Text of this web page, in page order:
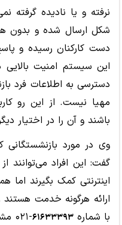
نرفته و یا نادیده
شکل ارسال شده و بدون
دست کارکنان رسیده و
این سیستم امنیت بالایی
دسترسی به اطلاعات فرد
مهیا نیست. از این رو
باشند و آن را در اختیار
وی در مورد بازنشستگانی
گفت: این افراد می‌توانند
اینترنتی کمک بگیرند اما
ارائه هرگونه خدمت هستند
با شماره۶۱۶۳۳۳۹۳
-